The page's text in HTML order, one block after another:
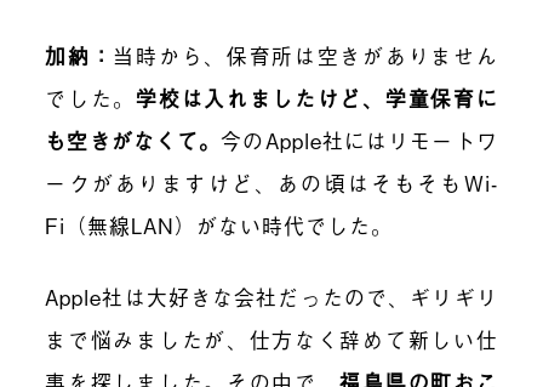
加納 ： 当時から、保育所は空きがありません
でした。学校は入れましたけど、学童保育に
も空きがなくて。今のApple社にはリモートワ
ークがありますけど、あの頃はそもそもWi-
Fi（無線LAN）がない時代でした。
Apple社は大好きな会社だったので、ギリギリ
まで悩みましたが、仕方なく辞めて新しい仕